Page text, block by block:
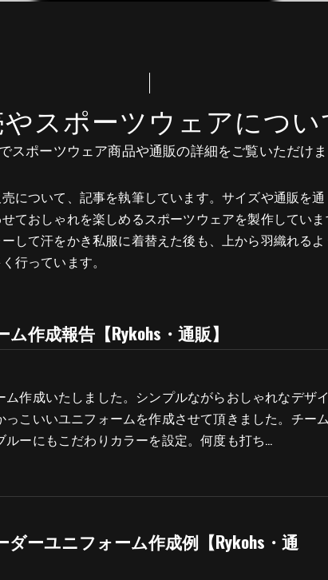
スポーツウェアにつ
スポーツウェア商品や通販の詳細をご覧いただけ
について、記事を執筆しています。サイズや通販を
ておしゃれを楽しめるスポーツウェアを製作してい
して汗をかき私服に着替えた後も、上から羽織れる
行っています。
作成報告【Rykohs・通販】
ム作成いたしました。シンプルながらおしゃれなデザ
っこいいユニフォームを作成させて頂きました。チー
ルーにもこだわりカラーを設定。何度も打ち…
ダーユニフォーム作成例【Rykohs・通